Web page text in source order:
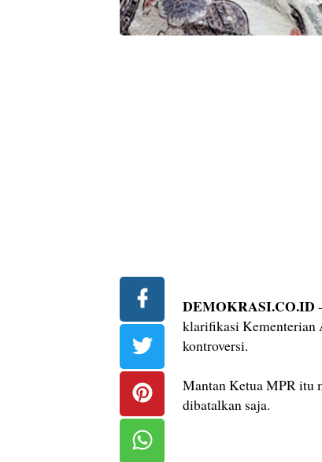
DEMOKRASI.CO.ID
klarifikasi Kementerian
kontroversi.
Mantan Ketua MPR itu
dibatalkan saja.